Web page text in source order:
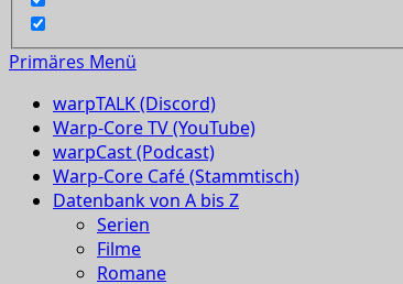
Primäres Menü
warpTALK (Discord)
Warp-Core TV (YouTube)
warpCast (Podcast)
Warp-Core Café (Stammtisch)
Datenbank von A bis Z
Serien
Filme
Romane